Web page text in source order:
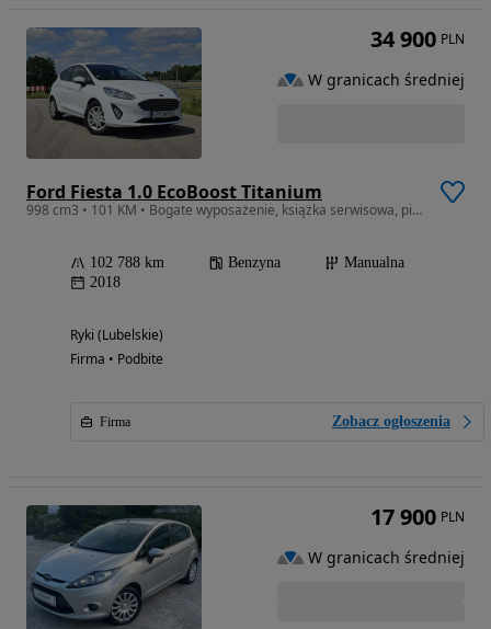
Ford Fiesta 1.0 EcoBoost Titanium
998 cm3 • 101 KM • Bogate wyposażenie, książka serwisowa, piękny lakier, zadbany!
102 788 km Benzyna
Manualna
2018
Ryki (Lubelskie)
Firma • Podbite
Firma Zobacz ogłoszenia
34 900 PLN
W granicach średniej
17 900 PLN
W granicach średniej